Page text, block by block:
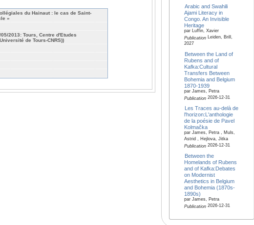
du Hainaut : le cas de Saint-
»
2013: Tours, Centre d'Etudes
de Tours-CNRS))
Arabic and Swahili
Ajami Literacy in
Congo. An Invisible
Heritage
par Luffin, Xavier
PublicationLeiden, Brill,
2027
Between the Land of
Rubens and of
Kafka:Cultural
Transfers Between
Bohemia and Belgium
1870-1939
par James, Petra
Publication2026-12-31
Les Traces au-delà de
l'horizon:L'anthologie
de la poésie de Pavel
Kolmačka
par James, Petra , Muls,
Astrid , Hejlova, Jitka
Publication2026-12-31
Between the
Homelands of Rubens
and of Kafka:Debates
on Modernist
Aesthetics in Belgium
and Bohemia (1870s-
1890s)
par James, Petra
Publication2026-12-31